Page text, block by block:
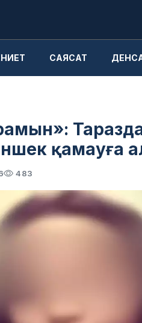
САЯСАТ
қамауға
483